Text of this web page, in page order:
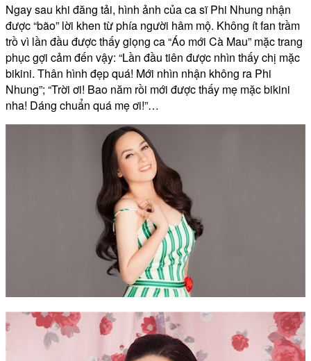
Ngay sau khi đăng tải, hình ảnh của ca sĩ Phi Nhung nhận
được “bão” lời khen từ phía người hâm mộ. Không ít fan trầm
trồ vì lần đầu được thấy giọng ca “Áo mới Cà Mau” mặc trang
phục gợi cảm đến vậy: “Lần đầu tiên được nhìn thấy chị mặc
bikini. Thân hình đẹp quá! Mới nhìn nhận không ra Phi
Nhung”; “Trời ơi! Bao năm rồi mới được thấy mẹ mặc bikini
nha! Dáng chuẩn quá mẹ ơi!”…